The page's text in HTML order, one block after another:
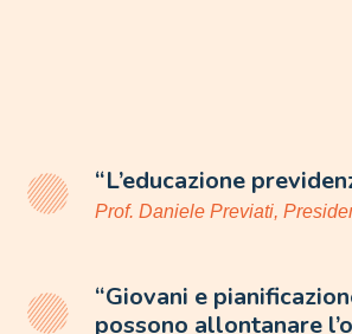
“L’educazione
Prof. Daniele Previati,
“Giovani e
possono allontanare